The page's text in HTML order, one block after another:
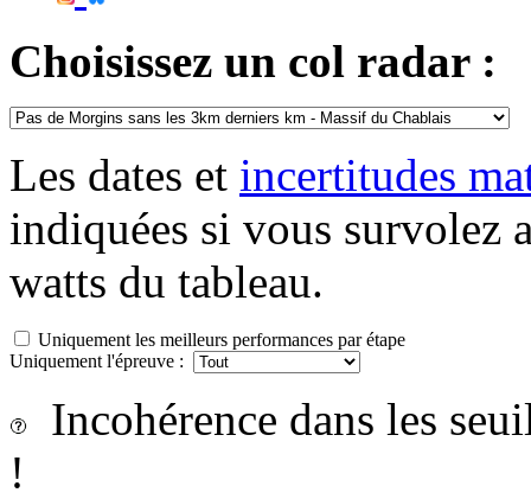
Choisissez un col radar :
Les dates et incertitudes
indiquées si vous survolez
watts du tableau.
Uniquement les meilleurs performances par étape
Uniquement l'épreuve :
Incohérence dans les
!